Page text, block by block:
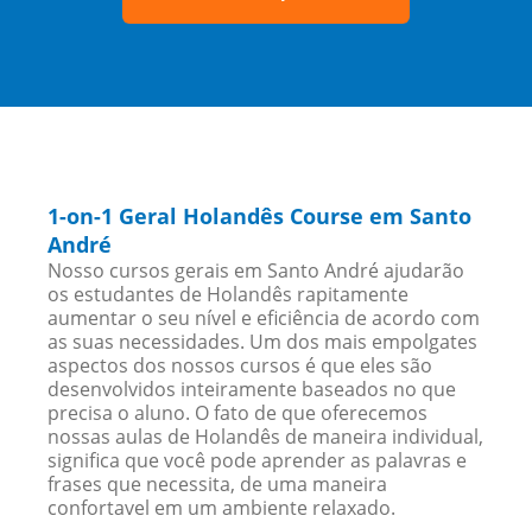
1-on-1 Geral Holandês Course em Santo
André
Nosso cursos gerais em Santo André ajudarão
os estudantes de Holandês rapitamente
aumentar o seu nível e eficiência de acordo com
as suas necessidades. Um dos mais empolgates
aspectos dos nossos cursos é que eles são
desenvolvidos inteiramente baseados no que
precisa o aluno. O fato de que oferecemos
nossas aulas de Holandês de maneira individual,
significa que você pode aprender as palavras e
frases que necessita, de uma maneira
confortavel em um ambiente relaxado.